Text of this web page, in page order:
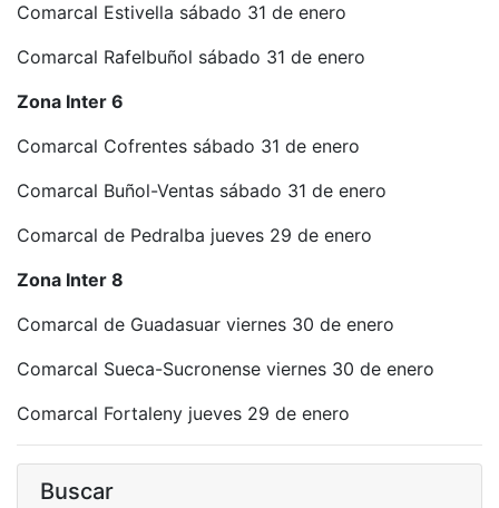
Comarcal Estivella sábado 31 de enero
Comarcal Rafelbuñol sábado 31 de enero
Zona Inter 6
Comarcal Cofrentes sábado 31 de enero
Comarcal Buñol-Ventas sábado 31 de enero
Comarcal de Pedralba jueves 29 de enero
Zona Inter 8
Comarcal de Guadasuar viernes 30 de enero
Comarcal Sueca-Sucronense viernes 30 de enero
Comarcal Fortaleny jueves 29 de enero
Buscar